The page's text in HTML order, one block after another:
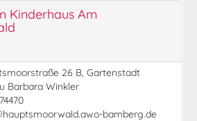
Kinderhaus Am
26 B, Gartenstadt
Barbara Winkler
bamberg.de